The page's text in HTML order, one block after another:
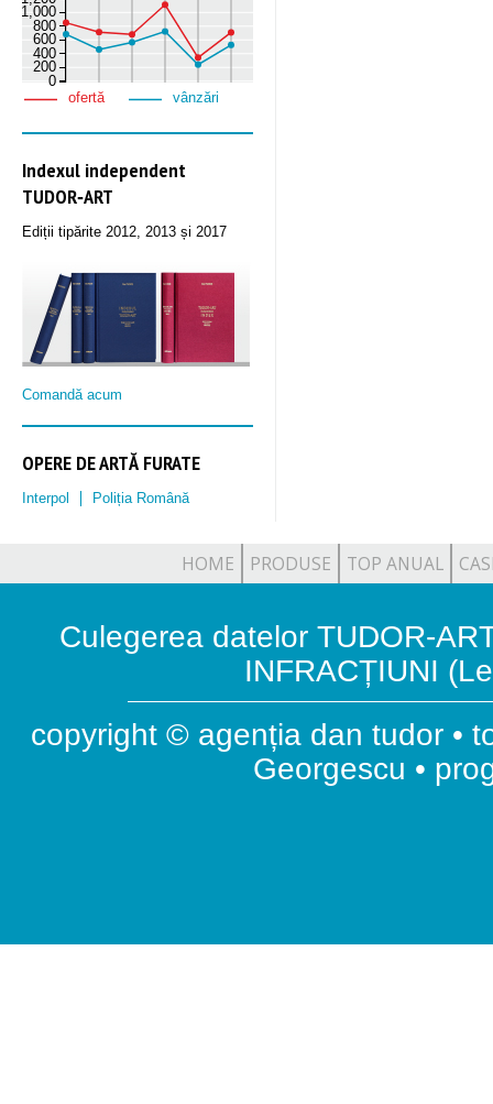
0
200
400
600
800
1,000
ofertă vânzări
Indexul independent
TUDOR‑ART
Ediții tipărite 2012, 2013 și 2017
Comandă acum
OPERE DE ARTĂ FURATE
Interpol Poliția Română
HOME PRODUSE TOP ANUAL
Culegerea datelor TUDOR-
INFRACȚIUNI
copyright © agenția dan tudor •
Georgescu •